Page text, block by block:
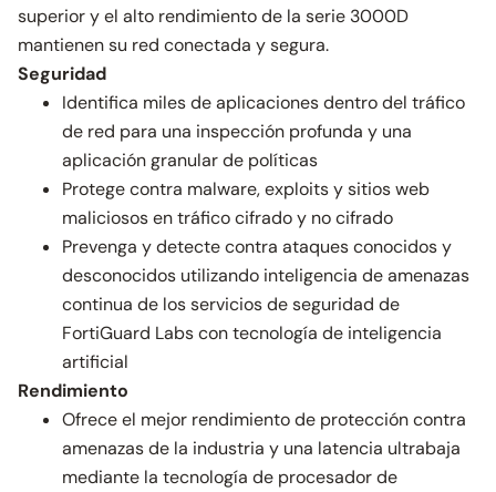
superior y el alto rendimiento de la serie 3000D
mantienen su red conectada y segura.
Seguridad
Identifica miles de aplicaciones dentro del tráfico
de red para una inspección profunda y una
aplicación granular de políticas
Protege contra malware, exploits y sitios web
maliciosos en tráfico cifrado y no cifrado
Prevenga y detecte contra ataques conocidos y
desconocidos utilizando inteligencia de amenazas
continua de los servicios de seguridad de
FortiGuard Labs con tecnología de inteligencia
artificial
Rendimiento
Ofrece el mejor rendimiento de protección contra
amenazas de la industria y una latencia ultrabaja
mediante la tecnología de procesador de